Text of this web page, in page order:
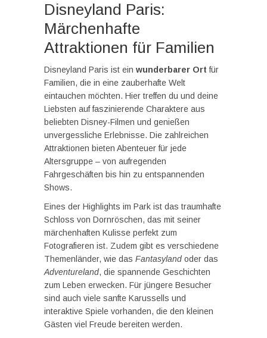
Disneyland Paris:
Märchenhafte
Attraktionen für Familien
Disneyland Paris ist ein wunderbarer Ort für
Familien, die in eine zauberhafte Welt
eintauchen möchten. Hier treffen du und deine
Liebsten auf faszinierende Charaktere aus
beliebten Disney-Filmen und genießen
unvergessliche Erlebnisse. Die zahlreichen
Attraktionen bieten Abenteuer für jede
Altersgruppe – von aufregenden
Fahrgeschäften bis hin zu entspannenden
Shows.
Eines der Highlights im Park ist das traumhafte
Schloss von Dornröschen, das mit seiner
märchenhaften Kulisse perfekt zum
Fotografieren ist. Zudem gibt es verschiedene
Themenländer, wie das Fantasyland oder das
Adventureland, die spannende Geschichten
zum Leben erwecken. Für jüngere Besucher
sind auch viele sanfte Karussells und
interaktive Spiele vorhanden, die den kleinen
Gästen viel Freude bereiten werden.